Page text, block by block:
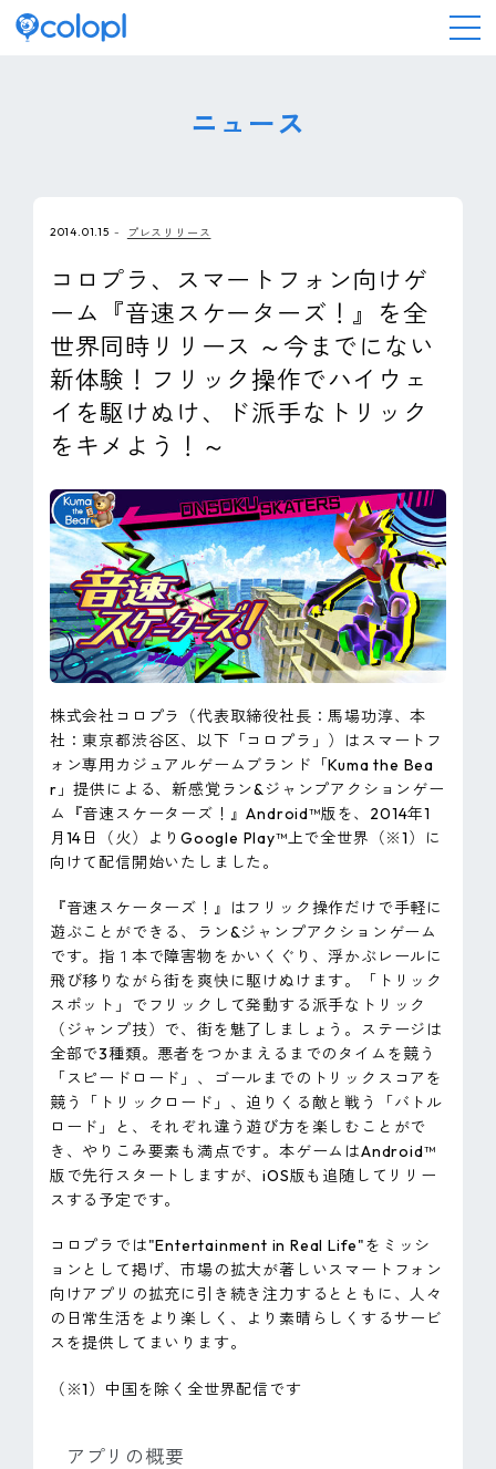
IR情報
採用情報
サステナビリティ
ピンマーク
EN
ニュース
2014.01.15 プレスリリース
コロプラ、スマートフォン向けゲ
ーム『音速スケーターズ！』を全
世界同時リリース ～今までにない
新体験！フリック操作でハイウェ
イを駆けぬけ、ド派手なトリック
をキメよう！～
株式会社コロプラ（代表取締役社長：馬場功淳、本
社：東京都渋谷区、以下「コロプラ」）はスマートフ
ォン専用カジュアルゲームブランド「Kuma the Bea
r」提供による、新感覚ラン&ジャンプアクションゲー
ム『音速スケーターズ！』Android™版を、2014年1
月14日（火）よりGoogle Play™上で全世界（※1）に
向けて配信開始いたしました。
『音速スケーターズ！』はフリック操作だけで手軽に
遊ぶことができる、ラン&ジャンプアクションゲーム
です。指１本で障害物をかいくぐり、浮かぶレールに
飛び移りながら街を爽快に駆けぬけます。「トリック
スポット」でフリックして発動する派手なトリック
（ジャンプ技）で、街を魅了しましょう。ステージは
全部で3種類。悪者をつかまえるまでのタイムを競う
「スピードロード」、ゴールまでのトリックスコアを
競う「トリックロード」、迫りくる敵と戦う「バトル
ロード」と、それぞれ違う遊び方を楽しむことがで
き、やりこみ要素も満点です。本ゲームはAndroid™
版で先行スタートしますが、iOS版も追随してリリー
スする予定です。
コロプラでは"Entertainment in Real Life"をミッシ
ョンとして掲げ、市場の拡大が著しいスマートフォン
向けアプリの拡充に引き続き注力するとともに、人々
の日常生活をより楽しく、より素晴らしくするサービ
スを提供してまいります。
（※1）中国を除く全世界配信です
アプリの概要